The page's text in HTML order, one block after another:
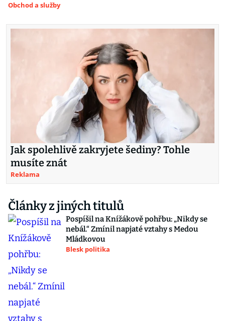
Obchod a služby
Jak spolehlivě zakryjete šediny? Tohle
musíte znát
Reklama
Články z jiných titulů
Pospíšil na Knížákově pohřbu: „Nikdy se
nebál.“ Zmínil napjaté vztahy s Medou
Mládkovou
Blesk politika